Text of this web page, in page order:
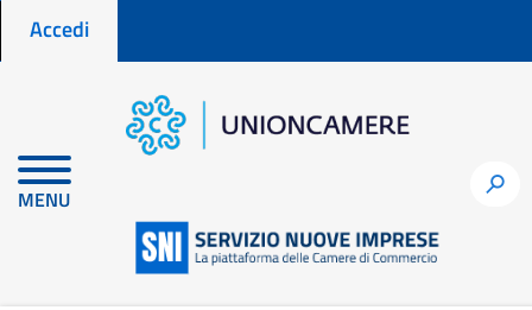
Menu profilo utente
Accedi
MENU
h
Home
Fondo per il sostegno alla transizione industriale